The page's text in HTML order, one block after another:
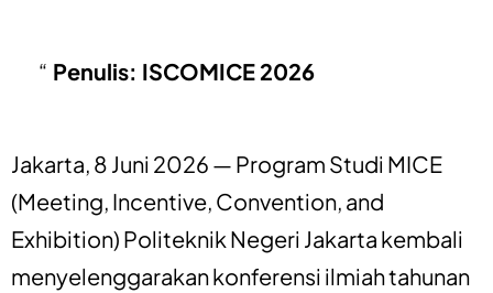
Penulis: ISCOMICE 2026
Jakarta, 8 Juni 2026 — Program Studi MICE
(Meeting, Incentive, Convention, and
Exhibition) Politeknik Negeri Jakarta kembali
menyelenggarakan konferensi ilmiah tahunan